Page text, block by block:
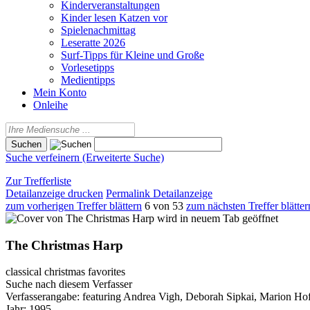
Kinderveranstaltungen
Kinder lesen Katzen vor
Spielenachmittag
Leseratte 2026
Surf-Tipps für Kleine und Große
Vorlesetipps
Medientipps
Mein Konto
Onleihe
Suche verfeinern (Erweiterte Suche)
Zur Trefferliste
Detailanzeige drucken Permalink Detailanzeige
zum vorherigen Treffer blättern 6 von 53 zum nächsten Treffer
wird in neuem Tab geöffnet
The Christmas Harp
classical christmas favorites
Suche nach diesem Verfasser
Verfasserangabe: featuring Andrea Vigh, Deborah Sipkai, Marion